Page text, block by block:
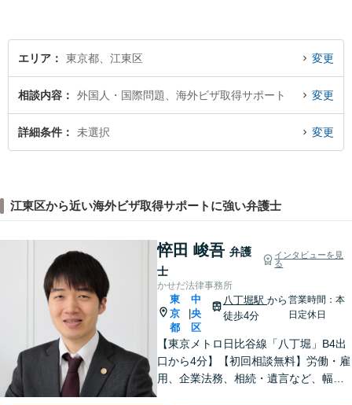
エリア 東京都、江東区 変更
相談内容 外国人・国際問題、海外ビザ取得サポート 変更
詳細条件 未選択 変更
江東区から近い海外ビザ取得サポートに強い弁護士
悴田 峻吾 弁護
士
インタビューを見
る
かせだ法律事務所
東
京
都
|
中
央
区
八丁堀駅 から
徒歩4分
営業時間：本
日定休日
【東京メトロ日比谷線「八丁堀」B4出
口から4分】【初回相談無料】労働・雇
用、企業法務、相続・遺言など、幅広